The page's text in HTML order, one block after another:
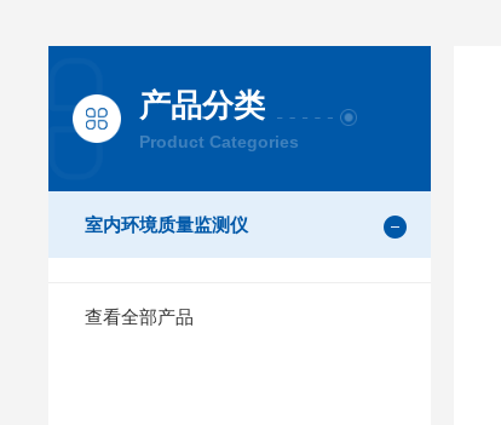
产品分类
Product Categories
室内环境质量监测仪
查看全部产品